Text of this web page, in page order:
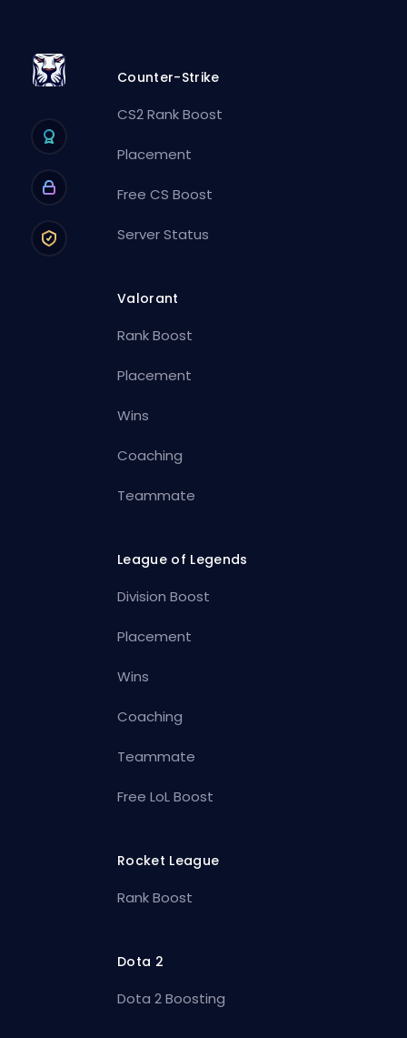
Counter-Strike
CS2 Rank Boost
Placement
Free CS Boost
Server Status
Valorant
Rank Boost
Placement
Wins
Coaching
Teammate
League of Legends
Division Boost
Placement
Wins
Coaching
Teammate
Free LoL Boost
Rocket League
Rank Boost
Dota 2
Dota 2 Boosting